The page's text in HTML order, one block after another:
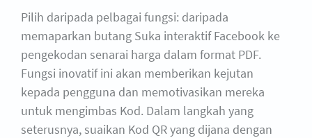
Pilih daripada pelbagai fungsi: daripada
memaparkan butang Suka interaktif Facebook ke
pengekodan senarai harga dalam format PDF.
Fungsi inovatif ini akan memberikan kejutan
kepada pengguna dan memotivasikan mereka
untuk mengimbas Kod. Dalam langkah yang
seterusnya, suaikan Kod QR yang dijana dengan